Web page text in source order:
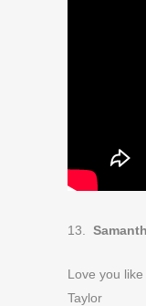
13.
Love you
Taylor